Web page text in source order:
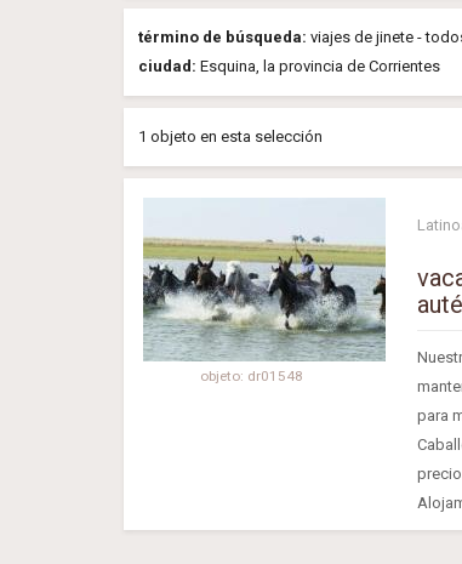
término de búsqueda: viajes de jinete -
ciudad: Esquina, la provincia de Corrientes
1 objeto en esta selección
objeto: dr01548
para